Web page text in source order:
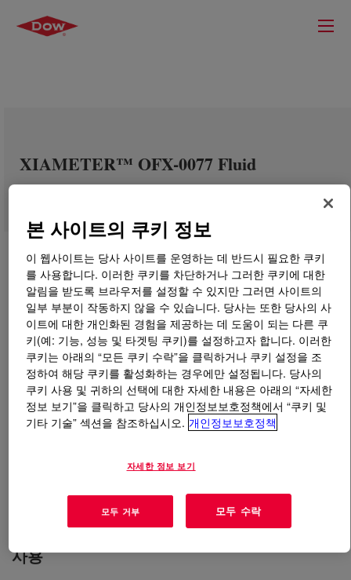
XIAMETER™ OFX-0077 Fluid
무엇입니까 XIAMETER™ OFX-0077 Fluid?
실리콘 글리콜 코폴리머. 권장 응용제품의 확장 및 습윤
제조 • 확장 및 습윤 개선 • 표면 에너지 절감 • 광택 강화
180.910 준수
사용
본 사이트의 쿠키 정보
이 웹사이트는 당사 사이트를 운영하는 데 반드시 필요한 쿠키
를 사용합니다. 이러한 쿠키를 차단하거나 그러한 쿠키에 대한
알림을 받도록 브라우저를 설정할 수 있지만 그러면 사이트의
일부 부분이 작동하지 않을 수 있습니다. 당사는 또한 당사의 사
이트에 대한 개인화된 경험을 제공하는 데 도움이 되는 다른 쿠
키(예: 기능, 성능 및 타겟팅 쿠키)를 설정하고자 합니다. 이러한
쿠키는 아래의 “모든 쿠키 수락”을 클릭하거나 쿠키 설정을 조
정하여 해당 쿠키를 활성화하는 경우에만 설정됩니다. 당사의
쿠키 사용 및 귀하의 선택에 대한 자세한 내용은 아래의 “자세한
정보 보기”을 클릭하고 당사의 개인정보보호정책에서 “쿠키 및
기타 기술” 섹션을 참조하십시오. 개인정보보호정책
자세한 정보 보기
모두 거부 모두 수락